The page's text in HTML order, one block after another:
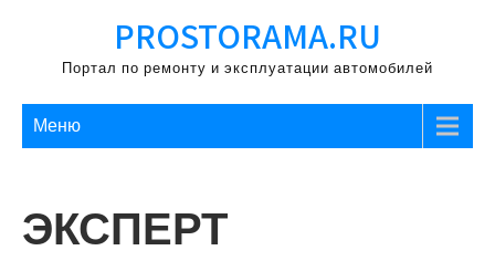
содержимому
PROSTORAMA.RU
Портал по ремонту и эксплуатации автомобилей
Меню
ЭКСПЕРТ